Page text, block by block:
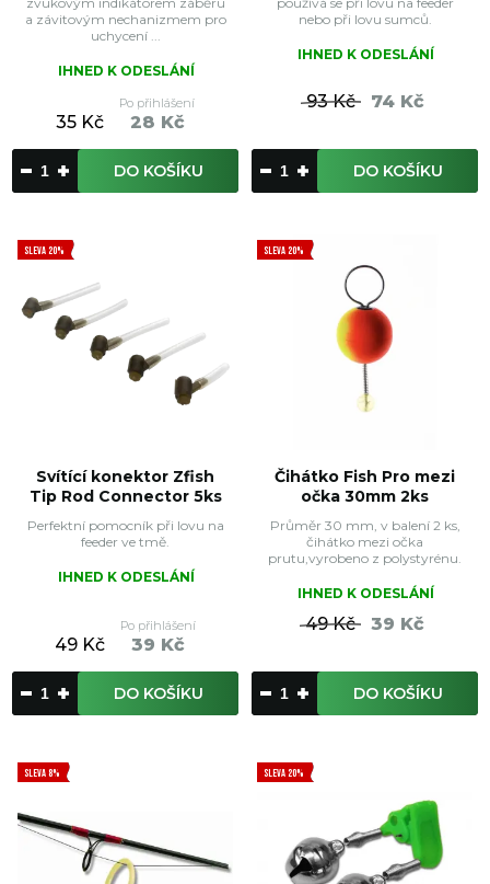
a závitovým nechanizmem pro
uchycení ...
IHNED K ODESLÁNÍ
35 Kč
Po přihlášení
28 Kč
DO KOŠÍKU
nebo při lovu sumců.
IHNED K ODESLÁNÍ
93 Kč 74 Kč
DO KOŠÍKU
SLEVA 20%
Svítící konektor Zfish
Tip Rod Connector 5ks
Perfektní pomocník při lovu na
feeder ve tmě.
IHNED K ODESLÁNÍ
49 Kč
Po přihlášení
39 Kč
DO KOŠÍKU
SLEVA 20%
Čihátko Fish Pro mezi
očka 30mm 2ks
Průměr 30 mm, v balení 2 ks,
čihátko mezi očka
prutu,vyrobeno z polystyrénu.
IHNED K ODESLÁNÍ
49 Kč 39 Kč
DO KOŠÍKU
SLEVA 8% SLEVA 20%